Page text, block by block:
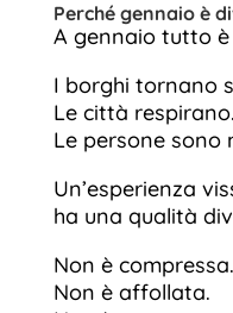
Perché gennaio è
A gennaio tutto
I borghi tornano
Le città respirano.
Le persone sono
Un’esperienza
ha una qualità
Non è compressa.
Non è affollata.